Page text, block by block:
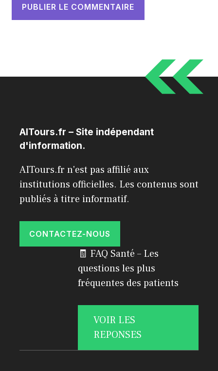
AITours.fr – Site indépendant
d'information.
AITours.fr n'est pas affilié aux
institutions officielles. Les contenus sont
publiés à titre informatif.
CONTACTEZ-NOUS
🧾 FAQ Santé – Les
questions les plus
fréquentes des patients
VOIR LES
REPONSES